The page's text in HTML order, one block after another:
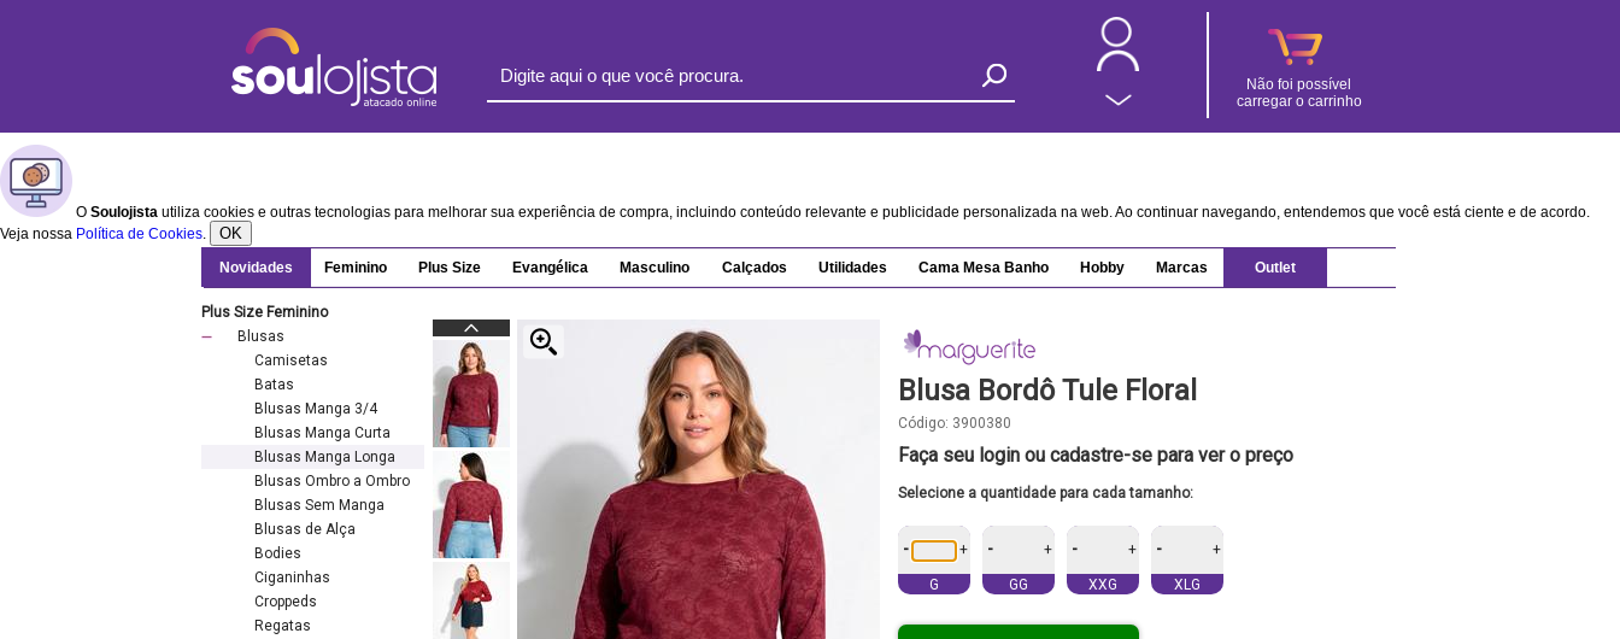
Não foi possível
carregar o carrinho
O Soulojista utiliza cookies e outras tecnologias para melhorar sua experiência de compra, incluindo conteúdo relevante e publicidade personalizada na web. Ao continuar navegando, entendemos que você está ciente e de acordo.
Veja nossa Política de Cookies. OK
Novidades Feminino Plus Size Evangélica Masculino Calçados Utilidades Cama Mesa Banho Hobby Marcas Outlet
Plus Size Feminino
Blusas
Camisetas
Batas
Blusas Manga 3/4
Blusas Manga Curta
Blusas Manga Longa
Blusas Ombro a Ombro
Blusas Sem Manga
Blusas de Alça
Bodies
Ciganinhas
Croppeds
Regatas
Blusa Bordô Tule Floral
Código: 3900380
Faça seu login ou cadastre-se para ver o preço
Selecione a quantidade para cada tamanho:
- +
G
- +
GG
- +
XXG
- +
XLG